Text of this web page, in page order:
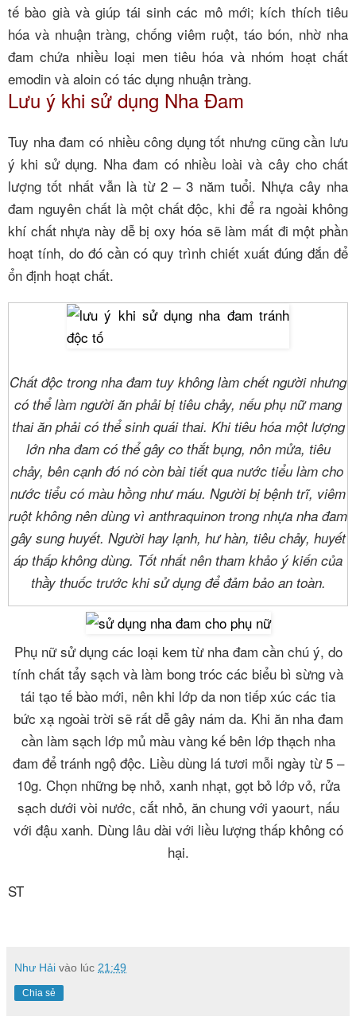
tế bào già và giúp tái sinh các mô mới; kích thích tiêu
hóa và nhuận tràng, chống viêm ruột, táo bón, nhờ nha
đam chứa nhiều loại men tiêu hóa và nhóm hoạt chất
emodin và aloin có tác dụng nhuận tràng.
Lưu ý khi sử dụng Nha Đam
Tuy nha đam có nhiều công dụng tốt nhưng cũng cần lưu
ý khi sử dụng. Nha đam có nhiều loài và cây cho chất
lượng tốt nhất vẫn là từ 2 – 3 năm tuổi. Nhựa cây nha
đam nguyên chất là một chất độc, khi để ra ngoài không
khí chất nhựa này dễ bị oxy hóa sẽ làm mất đi một phần
hoạt tính, do đó cần có quy trình chiết xuất đúng đắn để
ổn định hoạt chất.
Chất độc trong nha đam tuy không làm chết người nhưng
có thể làm người ăn phải bị tiêu chảy, nếu phụ nữ mang
thai ăn phải có thể sinh quái thai. Khi tiêu hóa một lượng
lớn nha đam có thể gây co thắt bụng, nôn mửa, tiêu
chảy, bên cạnh đó nó còn bài tiết qua nước tiểu làm cho
nước tiểu có màu hồng như máu. Người bị bệnh trĩ, viêm
ruột không nên dùng vì anthraquinon trong nhựa nha đam
gây sung huyết. Người hay lạnh, hư hàn, tiêu chảy, huyết
áp thấp không dùng. Tốt nhất nên tham khảo ý kiến của
thầy thuốc trước khi sử dụng để đảm bảo an toàn.
Phụ nữ sử dụng các loại kem từ nha đam cần chú ý, do
tính chất tẩy sạch và làm bong tróc các biểu bì sừng và
tái tạo tế bào mới, nên khi lớp da non tiếp xúc các tia
bức xạ ngoài trời sẽ rất dễ gây nám da. Khi ăn nha đam
cần làm sạch lớp mủ màu vàng kế bên lớp thạch nha
đam để tránh ngộ độc. Liều dùng lá tươi mỗi ngày từ 5 –
10g. Chọn những bẹ nhỏ, xanh nhạt, gọt bỏ lớp vỏ, rửa
sạch dưới vòi nước, cắt nhỏ, ăn chung với yaourt, nấu
với đậu xanh. Dùng lâu dài với liều lượng thấp không có
hại.
ST
Như Hải vào lúc 21:49
Chia sẻ